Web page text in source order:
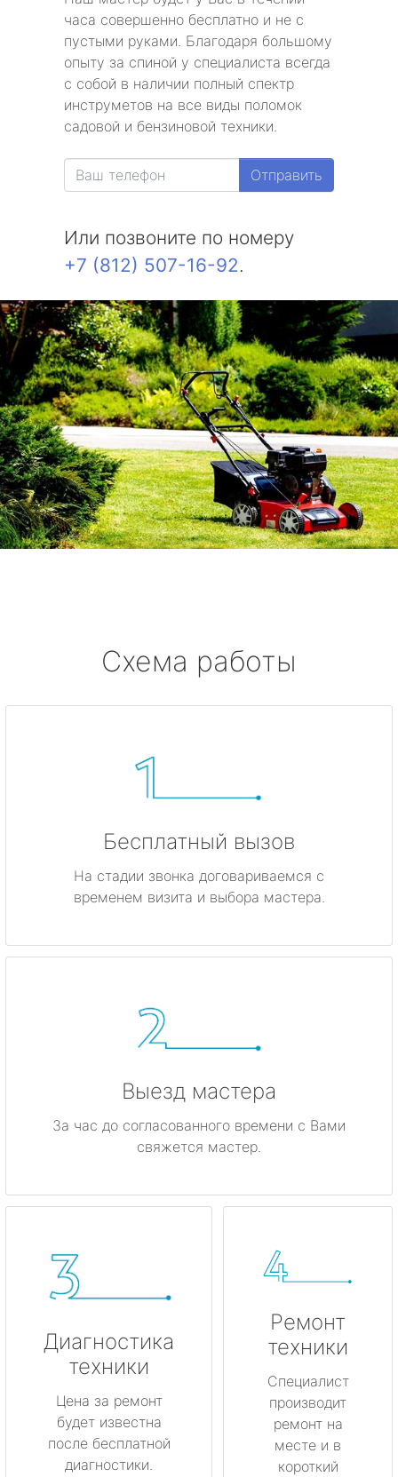
часа совершенно бесплатно и не с
пустыми руками. Благодаря большому
опыту за спиной у специалиста всегда
с собой в наличии полный спектр
инструметов на все виды поломок
садовой и бензиновой техники.
Отправить
Или позвоните по номеру
+7 (812) 507-16-92.
Схема работы
Бесплатный вызов
На стадии звонка договариваемся с
временем визита и выбора мастера.
Выезд мастера
За час до согласованного времени с Вами
свяжется мастер.
Диагностика
техники
Цена за ремонт
будет известна
после бесплатной
диагностики.
Ремонт
техники
Специалист
производит
ремонт на
месте и в
короткий